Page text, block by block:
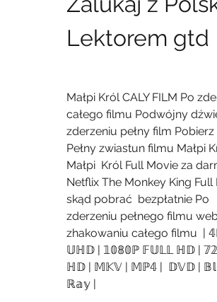
Lektorem gtd
Małpi Król CALY FILM Po
całego filmu Podwójny
zderzeniu pełny film
Pełny zwiastun filmu Małpi
Małpi  Król Full Movie za
Netflix The Monkey King Full
skąd pobrać  bezpłatnie Po
zderzeniu pełnego filmu
zhakowaniu całego filmu  |
𝕌ℍ𝔻 | 𝟙𝟘𝟠𝟘ℙ 𝔽𝕌𝕃𝕃 ℍ𝔻 |
ℍ𝔻 | 𝕄𝕂𝕍 | 𝕄ℙ𝟜 |  𝔻𝕍𝔻 |
ℝ𝕒𝕪 |